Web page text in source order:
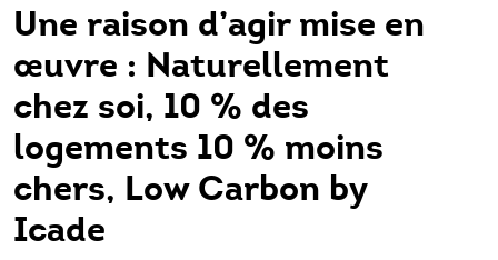
Une raison d’agir mise en
œuvre : Naturellement
chez soi, 10 % des
logements 10 % moins
chers, Low Carbon by
Icade